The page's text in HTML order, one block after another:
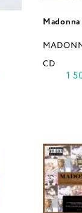
Madonna
CD
1